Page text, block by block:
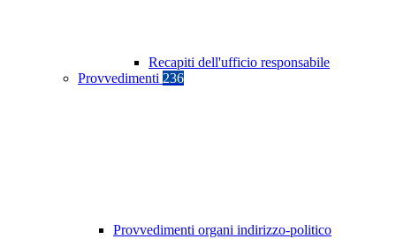
Recapiti dell'ufficio responsabile
Provvedimenti 236
Provvedimenti organi indirizzo-politico